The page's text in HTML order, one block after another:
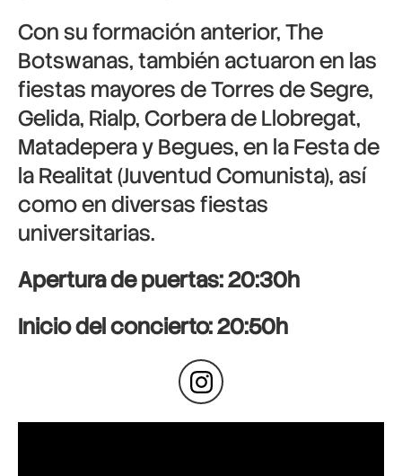
Con su formación anterior,The
Botswanas, también actuaron en las
fiestas mayores de Torres de Segre,
Gelida, Rialp, Corbera de Llobregat,
Matadepera y Begues, en la Festa de
la Realitat (Juventud Comunista), así
como en diversas fiestas
universitarias.
Apertura de puertas: 20:30h
Inicio del concierto: 20:50h